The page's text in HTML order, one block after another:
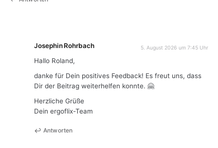
Josephin Rohrbach 5. August 2026 um 7:45 Uhr
Hallo Roland,
danke für Dein positives Feedback! Es freut uns, dass
Dir der Beitrag weiterhelfen konnte. 🤗
Herzliche Grüße
Dein ergoflix-Team
Antworten